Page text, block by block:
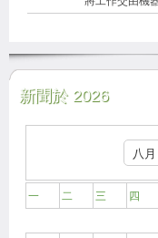
新聞於 2026
一 二 三 四